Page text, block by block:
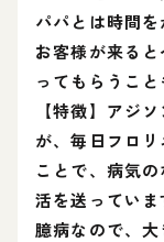
パパとは時間
お客様が来る
ってもらうこと
【特徴】アジ
が、毎日フロ
ことで、病気
活を送っていま
臆病なので、